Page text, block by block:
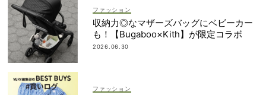
ファッション
収納力◎なマザーズバッグにベビーカー
も！【Bugaboo×Kith】が限定コラボ
2026.06.30
ファッション